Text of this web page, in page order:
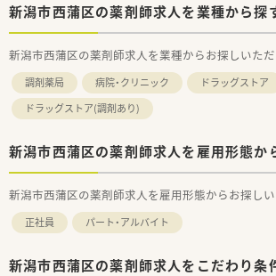
新潟市西蒲区の薬剤師求人を業種から探
新潟市西蒲区の薬剤師求人を業種からお探しいただ
調剤薬局 病院・クリニック
ドラッグストア
ドラッグストア(調剤あり)
新潟市西蒲区の薬剤師求人を雇用形態か
新潟市西蒲区の薬剤師求人を雇用形態からお探しい
正社員 パート・アルバイト
新潟市西蒲区の薬剤師求人をこだわり条